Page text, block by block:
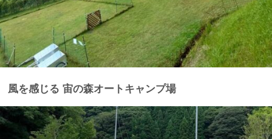
風を感じる 宙の森オートキャンプ場